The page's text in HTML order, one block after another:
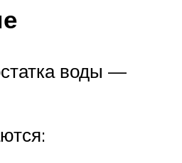
воды —